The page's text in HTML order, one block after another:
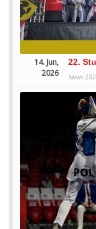
14. Jun,
2026
22.
News